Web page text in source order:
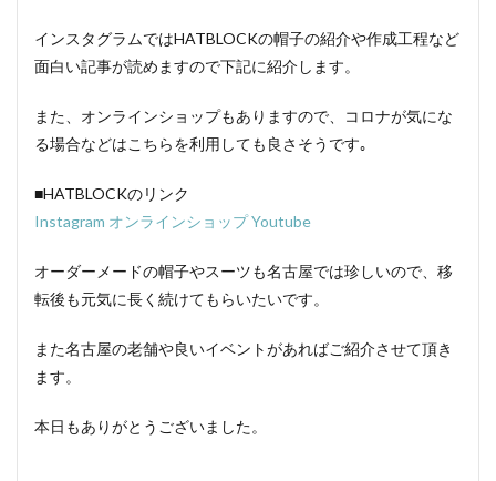
インスタグラムではHATBLOCKの帽子の紹介や作成工程など
面白い記事が読めますので下記に紹介します。
また、オンラインショップもありますので、コロナが気にな
る場合などはこちらを利用しても良さそうです｡
■HATBLOCKのリンク
Instagram オンラインショップYoutube
オーダーメードの帽子やスーツも名古屋では珍しいので、移
転後も元気に長く続けてもらいたいです。
また名古屋の老舗や良いイベントがあればご紹介させて頂き
ます。
本日もありがとうございました。